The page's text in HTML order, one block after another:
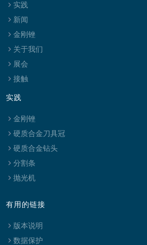
实践
新闻
金刚锉
关于我们
展会
接触
实践
金刚锉
硬质合金刀具冠
硬质合金钻头
分割条
抛光机
有用的链接
版本说明
数据保护